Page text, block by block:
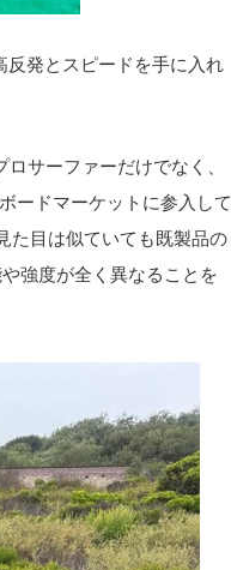
発とスピードを手に入れ
サーファーだけでなく、
ードマーケットに参入して
た目は似ていても既製品の
強度が全く異なることを